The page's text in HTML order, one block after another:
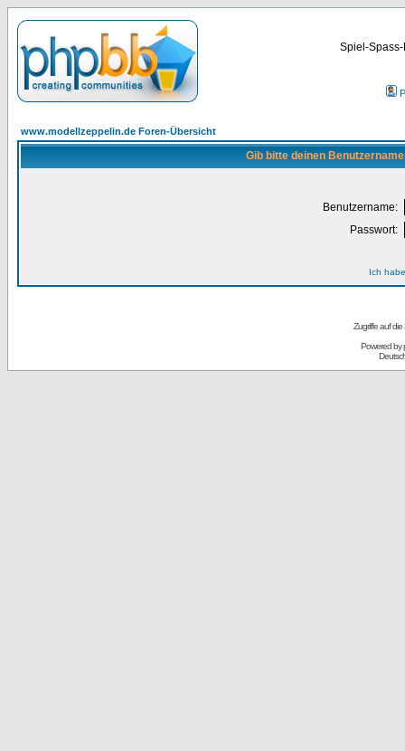
Spiel-
www.modellzeppelin.de Foren-Übersicht
Gib bitte deinen
Benutzername:
Passwort:
Ich
Zugriffe auf
Powered by